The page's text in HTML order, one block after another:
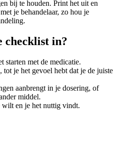
bij te houden. Print het uit en
je behandelaar, zo hou je
checklist in?
starten met de medicatie.
tot je het gevoel hebt dat je de juiste
aanbrengt in je dosering, of
middel.
wilt en je het nuttig vindt.